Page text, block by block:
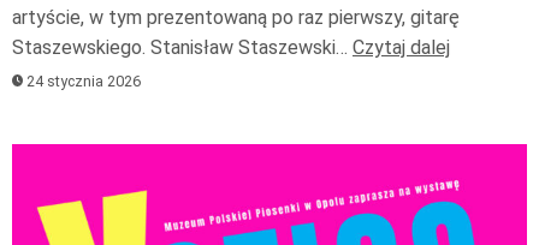
artyście, w tym prezentowaną po raz pierwszy, gitarę
Staszewskiego. Stanisław Staszewski… Czytaj dalej
24 stycznia 2026
dźwiękowych